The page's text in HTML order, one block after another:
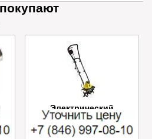
Электрический
культиватор Champion
EC750